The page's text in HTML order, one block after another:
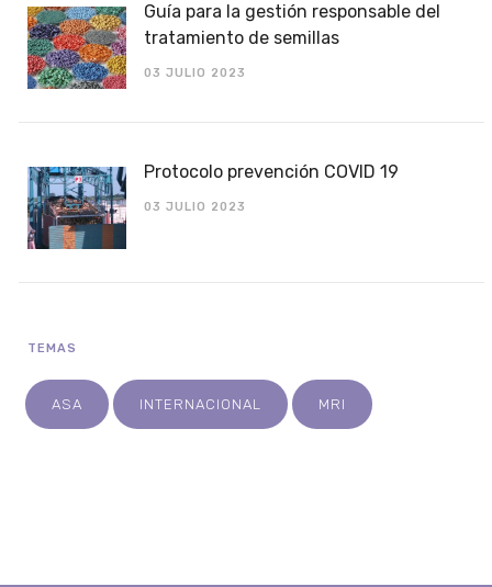
Guía para la gestión responsable del
tratamiento de semillas
03 JULIO 2023
Protocolo prevención COVID 19
03 JULIO 2023
TEMAS
ASA INTERNACIONAL MRI